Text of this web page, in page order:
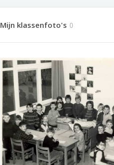
Mijn klassenfoto's 0